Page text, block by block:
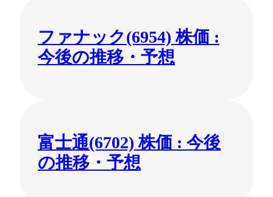
ファナック(6954) 株価 :
今後の推移・予想
富士通(6702) 株価 : 今後
の推移・予想